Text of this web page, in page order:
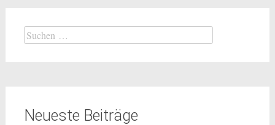
Neueste Beiträge